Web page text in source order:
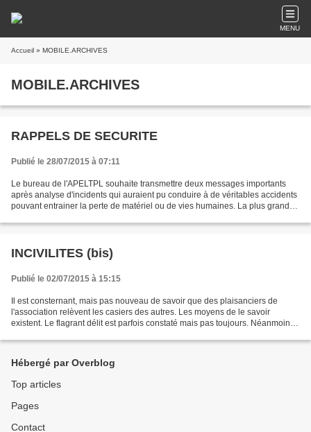
MENU
Accueil » MOBILE.ARCHIVES
MOBILE.ARCHIVES
RAPPELS DE SECURITE
Publié le 28/07/2015 à 07:11
Le bureau de l'APELTPL souhaite transmettre deux messages importants
après analyse d'incidents qui auraient pu conduire à de véritables accidents
pouvant entrainer la perte de matériel ou de vies humaines. La plus grande
INCIVILITES (bis)
Publié le 02/07/2015 à 15:15
Il est consternant, mais pas nouveau de savoir que des plaisanciers de
l'association relèvent les casiers des autres. Les moyens de le savoir
existent. Le flagrant délit est parfois constaté mais pas toujours. Néanmoins
Hébergé par Overblog
Top articles
Pages
Contact